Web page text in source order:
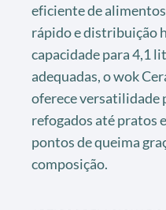
eficiente de
rápido e distribuição
capacidade para 4,1
adequadas, o wok
oferece versatilidade
refogados até pratos
pontos de queima
composição.